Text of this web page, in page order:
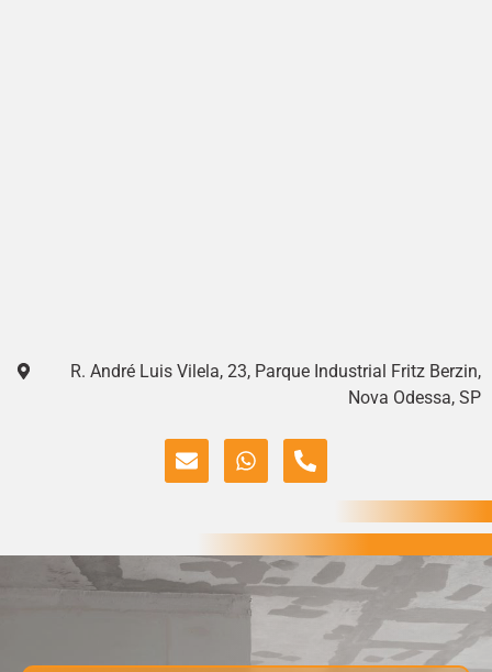
R. André Luis Vilela, 23, Parque Industrial Fritz Berzin,
Nova Odessa, SP